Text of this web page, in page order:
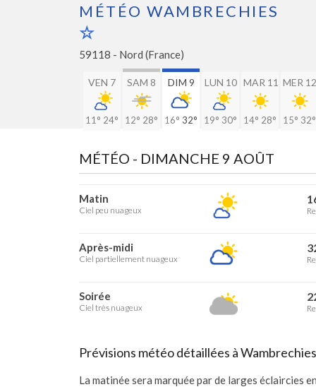
MÉTÉO WAMBRECHIES
59118 - Nord (France)
VEN 7
11° 24°
SAM 8
12° 28°
DIM 9
16° 32°
LUN 10
19° 30°
MAR 11
14° 28°
MER 12
15° 32°
MÉTÉO - DIMANCHE 9 AOÛT
Matin
Ciel peu nuageux
Après-midi
Ciel partiellement nuageux
Soirée
Ciel très nuageux
Prévisions météo détaillées à Wambrechies
La matinée sera marquée par de larges éclaircies